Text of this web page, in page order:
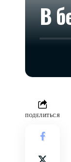
В
ПОДЕЛИТЬСЯ